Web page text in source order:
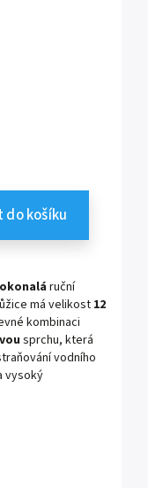
do košíku
ruční
má velikost 12
kombinaci
sprchu, která
vodního
vysoký